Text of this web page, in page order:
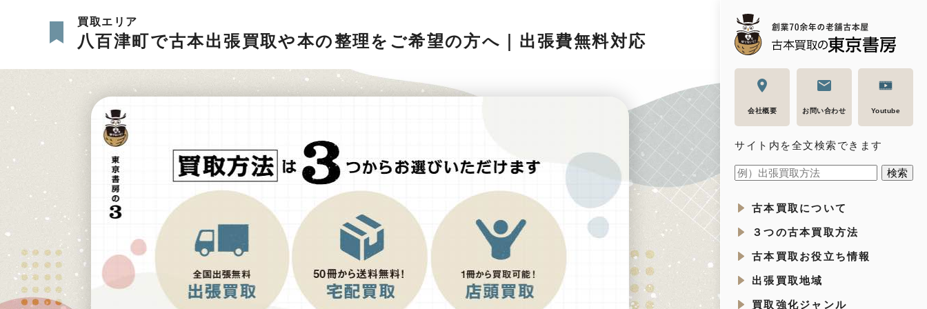
会社概要 お問い合わせ Youtube
サイト内を全文検索できます
古本買取について
３つの古本買取方法
古本買取お役立ち情報
出張買取地域
買取強化ジャンル
買取エリア
八百津町で古本出張買取や本の整理をご希望の方へ｜出張費無料対応